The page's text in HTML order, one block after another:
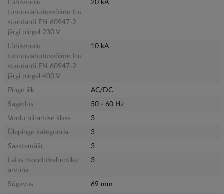
Lühisvoolu
tunnuslahutusvõime Icu
standardi EN 60947-2
järgi pingel 230 V
20 kA
Lühisvoolu
tunnuslahutusvõime Icu
standardi EN 60947-2
järgi pingel 400 V
10 kA
Pinge liik
AC/DC
Sagedus
50 - 60 Hz
Voolu piiramise klass
3
Ülepinge kategooria
3
Saastemäär
3
Laius moodulvahemike
arvuna
3
Sügavus
69 mm